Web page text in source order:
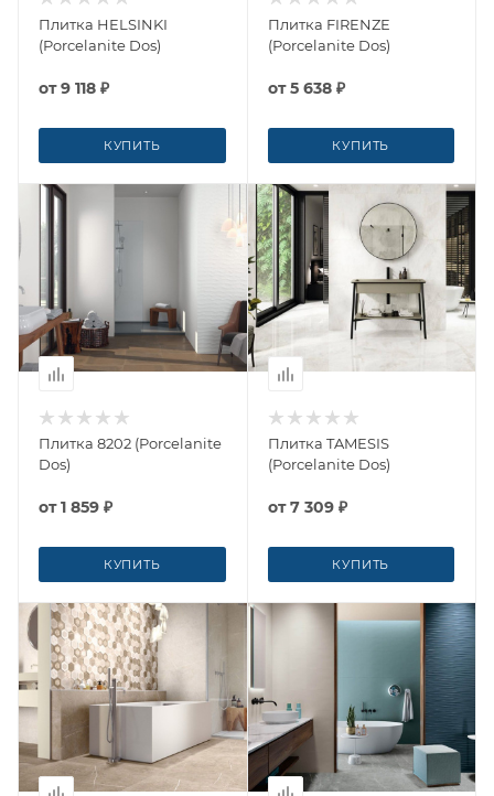
Плитка HELSINKI
(Porcelanite Dos)
от9 118 ₽
КУПИТЬ
Плитка FIRENZE
(Porcelanite Dos)
от5 638 ₽
КУПИТЬ
Плитка 8202 (Porcelanite
Dos)
от1 859 ₽
КУПИТЬ
Плитка TAMESIS
(Porcelanite Dos)
от7 309 ₽
КУПИТЬ